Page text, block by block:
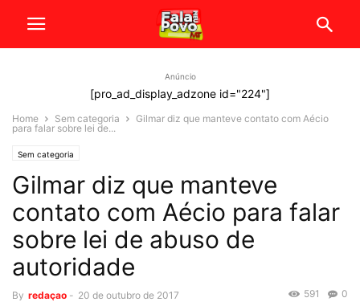
Anúncio
[pro_ad_display_adzone id="224"]
Home Sem categoria
Gilmar diz que manteve contato com Aécio
para falar sobre lei de...
Sem categoria
Gilmar diz que manteve
contato com Aécio para falar
sobre lei de abuso de
autoridade
By redaçao - 20 de outubro de 2017 0
591